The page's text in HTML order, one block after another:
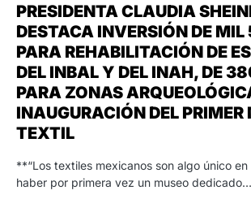
PRESIDENTA CLAUDIA
DESTACA INVERSIÓN DE
PARA REHABILITACIÓN DE
DEL INBAL Y DEL INAH, DE
PARA ZONAS
INAUGURACIÓN DEL PRIMER
TEXTIL
**“Los textiles mexicanos son algo único en
haber por primera vez un museo dedicado…